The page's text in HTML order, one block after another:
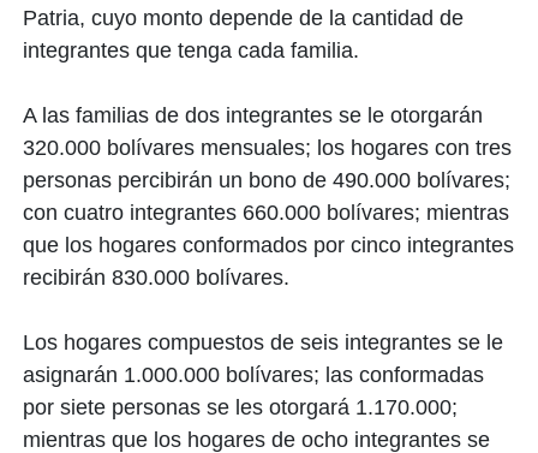
Patria, cuyo monto depende de la cantidad de
integrantes que tenga cada familia.
A las familias de dos integrantes se le otorgarán
320.000 bolívares mensuales; los hogares con tres
personas percibirán un bono de 490.000 bolívares;
con cuatro integrantes 660.000 bolívares; mientras
que los hogares conformados por cinco integrantes
recibirán 830.000 bolívares.
Los hogares compuestos de seis integrantes se le
asignarán 1.000.000 bolívares; las conformadas
por siete personas se les otorgará 1.170.000;
mientras que los hogares de ocho integrantes se